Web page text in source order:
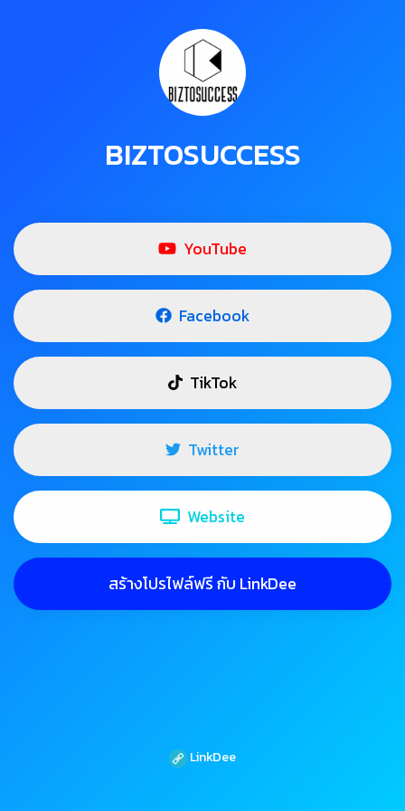
BIZTOSUCCESS
YouTube
Facebook
TikTok
Twitter
Website
สร้างโปรไฟล์ฟรี กับ LinkDee
LinkDee